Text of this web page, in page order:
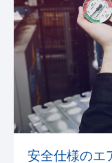
安全仕様のエ